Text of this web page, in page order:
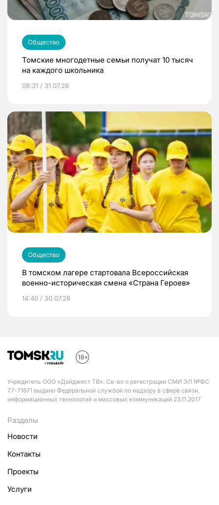
Общество
Томские многодетные семьи получат 10 тысяч
на каждого школьника
08:31 / 31.07.26
Общество
В томском лагере стартовала Всероссийская
военно-историческая смена «Страна Героев»
14:40 / 30.07.26
Учредитель ООО «Дайджест ТВ». Св-во о регистрации СМИ ЭЛ №ФС
77-71671 выдано Федеральной службой по надзору в сфере связи,
информационных технологий и массовых коммуникаций 23.11.2017
Разделы
Новости
Контакты
Проекты
Услуги